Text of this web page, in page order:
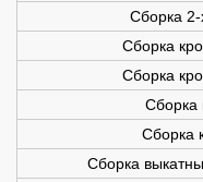
Сборка 2-
Сборка
Сборка
Сборка
Сборка
Сборка